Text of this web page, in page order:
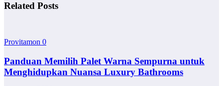
Related Posts
Provitamon 0
Panduan Memilih Palet Warna Sempurna untuk
Menghidupkan Nuansa Luxury Bathrooms